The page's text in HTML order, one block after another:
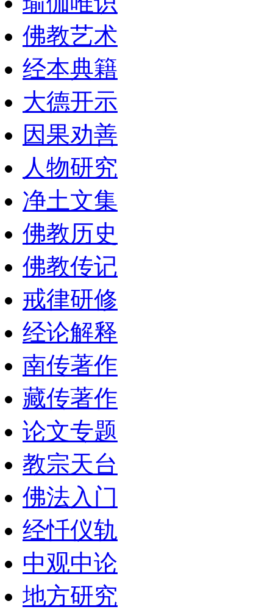
佛教艺术
经本典籍
大德开示
因果劝善
人物研究
净土文集
佛教历史
佛教传记
戒律研修
经论解释
南传著作
藏传著作
论文专题
教宗天台
佛法入门
经忏仪轨
中观中论
地方研究